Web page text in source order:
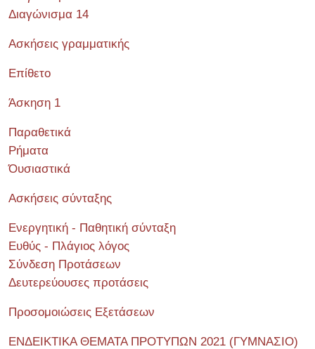
Διαγώνισμα 14
Ασκήσεις γραμματικής
Επίθετο
Άσκηση 1
Παραθετικά
Ρήματα
Όυσιαστικά
Ασκήσεις σύνταξης
Ενεργητική - Παθητική σύνταξη
Ευθύς - Πλάγιος λόγος
Σύνδεση Προτάσεων
Δευτερεύουσες προτάσεις
Προσομοιώσεις Εξετάσεων
ΕΝΔΕΙΚΤΙΚΑ ΘΕΜΑΤΑ ΠΡΟΤΥΠΩΝ 2021 (ΓΥΜΝΑΣΙΟ)